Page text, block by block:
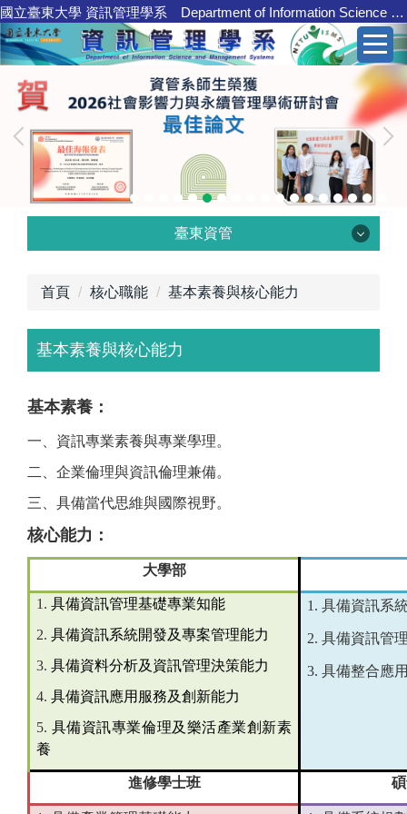
跳
到
主
要
內
區
國立臺東大學 資訊管理學系 Department of Information Science and Management Systems
臺東資管
臺東資管
學系介紹
核心職能
師資陣容
課程綱要
規章要點
表格下載
系友動態
首頁 核心職能 基本素養與核心能力
基本素養與核心能力
基本素養：
一、 資訊專業素養與專業學理。
二、 企業倫理與資訊倫理兼備。
三、 具備當代思維與國際視野。
核心能力：
大學部
1.具備資訊管理基礎專業知能
2.具備資訊系統開發及專案管理能力
3.具備資料分析及資訊管理決策能力
4.具備資訊應用服務及創新能力
5. 具備資訊專業倫理及樂活產業創新素
養
1.具備資訊系
2.具備資訊管
3.具備整合應
進修學士班